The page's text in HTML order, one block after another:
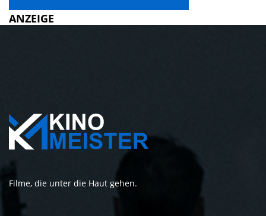
ANZEIGE
Filme, die unter die Haut gehen.